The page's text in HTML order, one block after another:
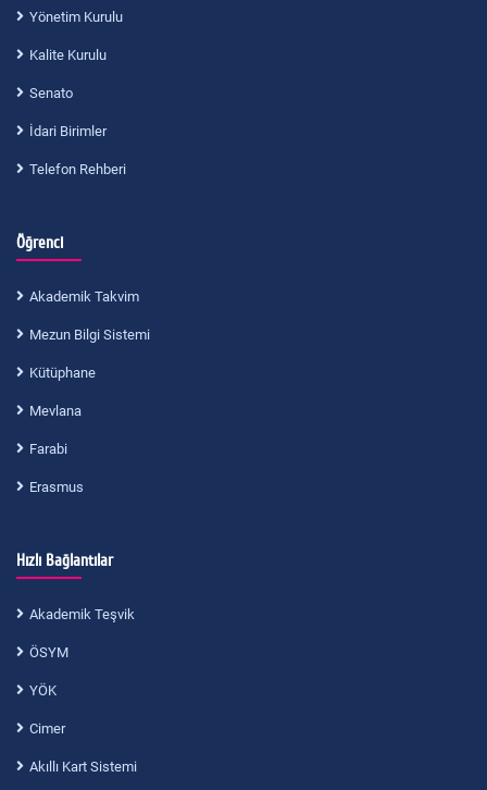
Yönetim Kurulu
Kalite Kurulu
Senato
İdari Birimler
Telefon Rehberi
Öğrenci
Akademik Takvim
Mezun Bilgi Sistemi
Kütüphane
Mevlana
Farabi
Erasmus
Hızlı Bağlantılar
Akademik Teşvik
ÖSYM
YÖK
Cimer
Akıllı Kart Sistemi